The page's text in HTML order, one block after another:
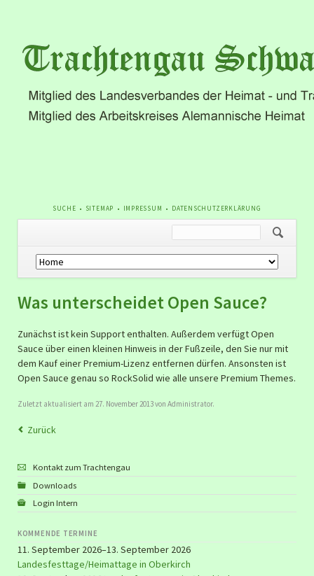
NAVIGATION
SUCHE SITEMAP IMPRESSUM DATENSCHUTZERKLÄRUNG
Navigation
überspringen
Was unterscheidet Open Sauce?
Zunächst ist kein Support enthalten. Außerdem verfügt Open
Sauce über einen kleinen Hinweis in der Fußzeile, den Sie nur mit
dem Kauf einer Premium-Lizenz entfernen dürfen. Ansonsten ist
Open Sauce genau so RockSolid wie alle unsere Premium Themes.
Zuletzt aktualisiert am 27. November 2013 von Administrator.
Zurück
Kontakt zum Trachtengau
Downloads
Login Intern
KOMMENDE TERMINE
11. September 2026–13. September 2026
Landesfesttage/Heimattage in Oberkirch